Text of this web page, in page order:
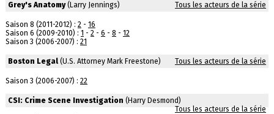
Grey's Anatomy(Larry Jennings) Tous les acteurs de la série
Saison 8 (2011-2012) : 2- 16
Saison 6 (2009-2010) : 1 - 2- 6 - 8 - 12
Saison 3 (2006-2007) : 21
Boston Legal(U.S. Attorney Mark Freestone) Tous les acteurs de la série
Saison 3 (2006-2007) : 22
CSI: Crime Scene Investigation (Harry Desmond)
Tous les acteurs de la série